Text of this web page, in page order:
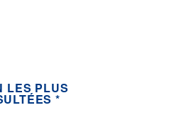
LES PLUS
*